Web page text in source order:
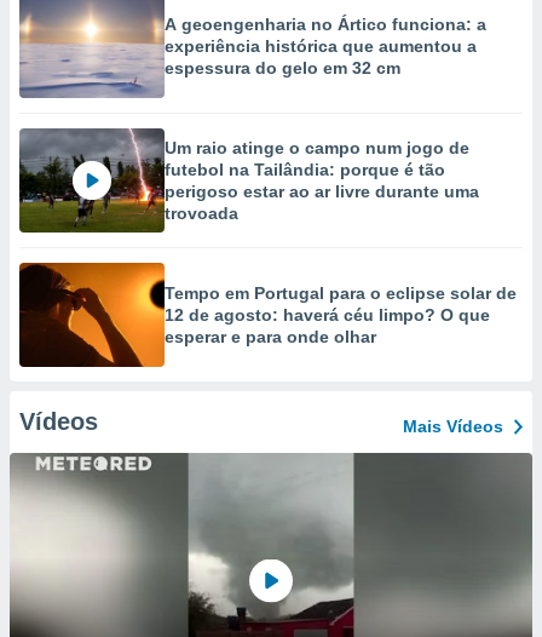
A geoengenharia no Ártico funciona: a
experiência histórica que aumentou a
espessura do gelo em 32 cm
Um raio atinge o campo num jogo de
futebol na Tailândia: porque é tão
perigoso estar ao ar livre durante uma
trovoada
Tempo em Portugal para o eclipse solar de
12 de agosto: haverá céu limpo? O que
esperar e para onde olhar
Vídeos Mais Vídeos